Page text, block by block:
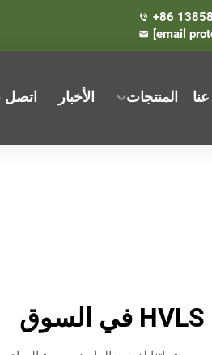
+86
[email
المنتجات الأخبار اتصل